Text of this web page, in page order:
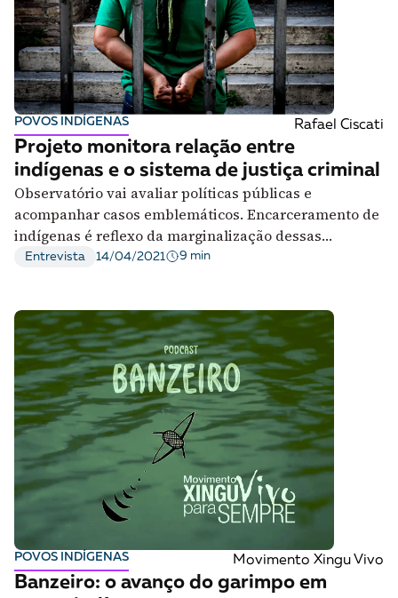
POVOS INDÍGENAS Rafael Ciscati
Projeto monitora relação entre
indígenas e o sistema de justiça criminal
Observatório vai avaliar políticas públicas e
acompanhar casos emblemáticos. Encarceramento de
indígenas é reflexo da marginalização dessas
populações, diz advogado
Entrevista 14/04/2021 9 min
POVOS INDÍGENAS Movimento Xingu Vivo
Banzeiro: o avanço do garimpo em